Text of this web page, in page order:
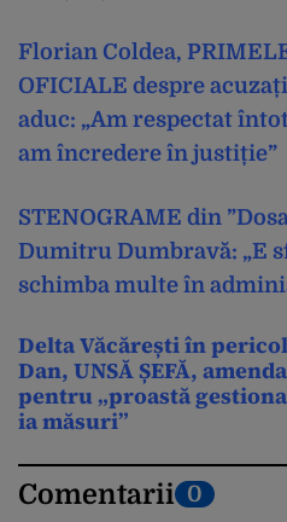
Florian Coldea,
OFICIALE despre
aduc: „Am respectat
am încredere în justiție”
STENOGRAME din
Dumitru Dumbravă: „E
schimba multe în
Delta Văcărești în
Dan, UNSĂ ȘEFĂ,
pentru „proastă
ia măsuri”
Comentarii 0